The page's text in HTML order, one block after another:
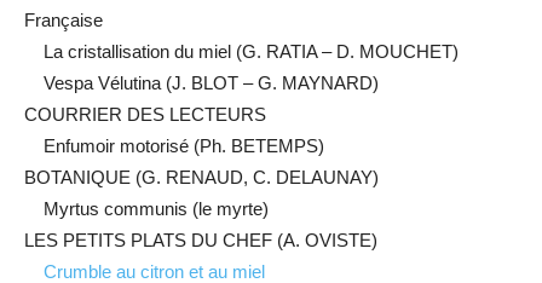
Française
La cristallisation du miel (G. RATIA – D. MOUCHET)
Vespa Vélutina (J. BLOT – G. MAYNARD)
COURRIER DES LECTEURS
Enfumoir motorisé (Ph. BETEMPS)
BOTANIQUE (G. RENAUD, C. DELAUNAY)
Myrtus communis (le myrte)
LES PETITS PLATS DU CHEF (A. OVISTE)
Crumble au citron et au miel